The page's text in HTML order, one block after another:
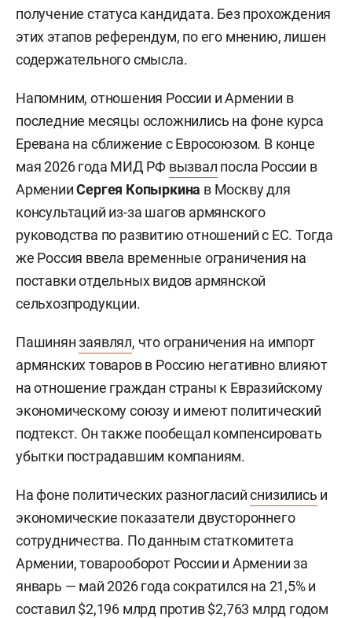
получение статуса кандидата. Без прохождения
этих этапов референдум, по его мнению, лишен
содержательного смысла.
Напомним, отношения России и Армении в
последние месяцы осложнились на фоне курса
Еревана на сближение с Евросоюзом. В конце
мая 2026 года МИД РФ вызвал посла России в
АрменииСергея Копыркина в Москву для
консультаций из-за шагов армянского
руководства по развитию отношений с ЕС. Тогда
же Россия ввела временные ограничения на
поставки отдельных видов армянской
сельхозпродукции.
Пашинянзаявлял, что ограничения на импорт
армянских товаров в Россию негативно влияют
на отношение граждан страны к Евразийскому
экономическому союзу и имеют политический
подтекст. Он также пообещал компенсировать
убытки пострадавшим компаниям.
На фоне политических разногласийснизились и
экономические показатели двустороннего
сотрудничества. По данным статкомитета
Армении, товарооборот России и Армении за
январь — май 2026 года сократился на 21,5% и
составил $2,196 млрд против $2,763 млрд годом